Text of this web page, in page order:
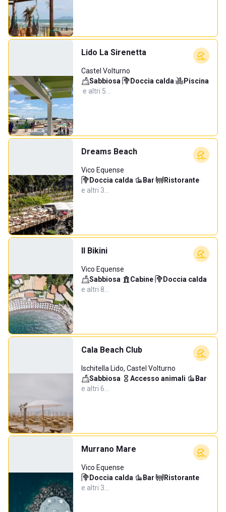
Lido La Sirenetta
Castel Volturno
Sabbiosa· Doccia calda·
Piscina
·e altri 5…
Dreams Beach
Vico Equense
Doccia calda· Bar· Ristorante·
e altri 3…
Il Bikini
Vico Equense
Sabbiosa· Cabine· Doccia calda·
e altri 8…
Cala Beach Club
Ischitella Lido, Castel Volturno
Sabbiosa· Accesso animali· Bar·
e altri 6…
Murrano Mare
Vico Equense
Doccia calda· Bar· Ristorante·
e altri 3…